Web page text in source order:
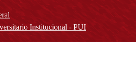
Institucional - PUI